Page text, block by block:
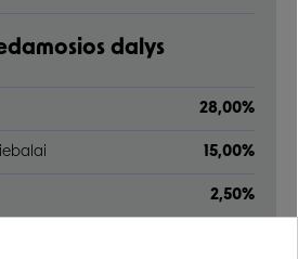
dalys
28,00%
15,00%
2,50%